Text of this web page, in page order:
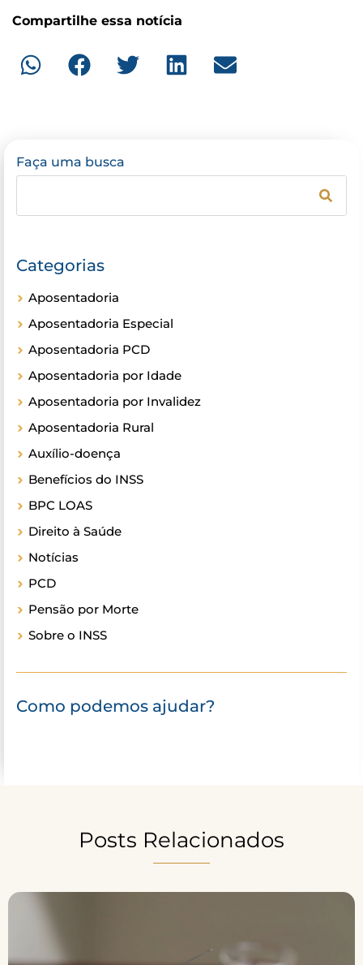
Compartilhe essa notícia
Faça uma busca
Categorias
Aposentadoria
Aposentadoria Especial
Aposentadoria PCD
Aposentadoria por Idade
Aposentadoria por Invalidez
Aposentadoria Rural
Auxílio-doença
Benefícios do INSS
BPC LOAS
Direito à Saúde
Notícias
PCD
Pensão por Morte
Sobre o INSS
Como podemos ajudar?
Posts Relacionados